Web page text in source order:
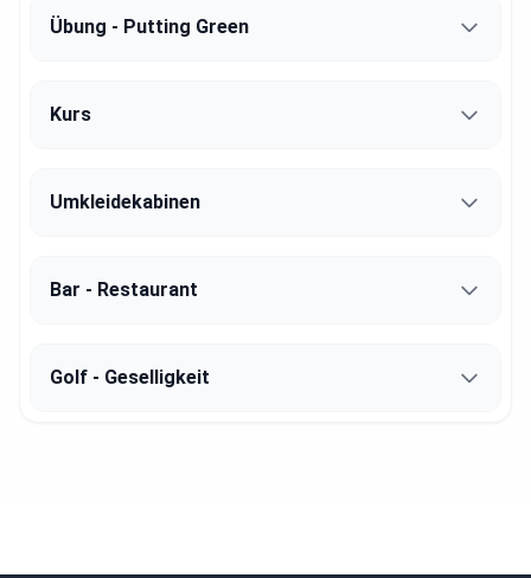
Übung - Putting Green
Kurs
Umkleidekabinen
Bar - Restaurant
Golf - Geselligkeit